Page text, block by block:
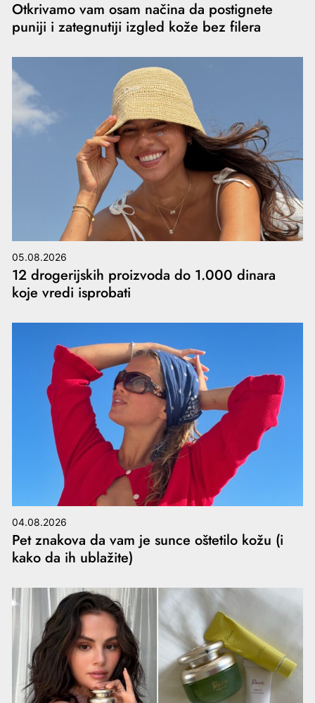
Otkrivamo vam osam načina da postignete
puniji i zategnutiji izgled kože bez filera
05.08.2026
12 drogerijskih proizvoda do 1.000 dinara
koje vredi isprobati
04.08.2026
Pet znakova da vam je sunce oštetilo kožu (i
kako da ih ublažite)